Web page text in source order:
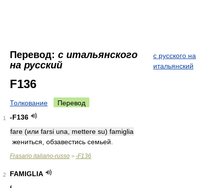
Перевод: с итальянского
на русский
с русского на
итальянский
F136
Толкование Перевод
1
-F136
fare (или farsi una, mettere su) famiglia
жениться, обзавестись семьей.
Frasario italiano-russo > -F136
2
FAMIGLIA